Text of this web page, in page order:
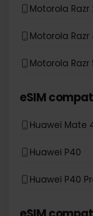
Motorola Razr
Motorola Razr
Motorola Razr
eSIM
Huawei Mate
Huawei P40
Huawei P40